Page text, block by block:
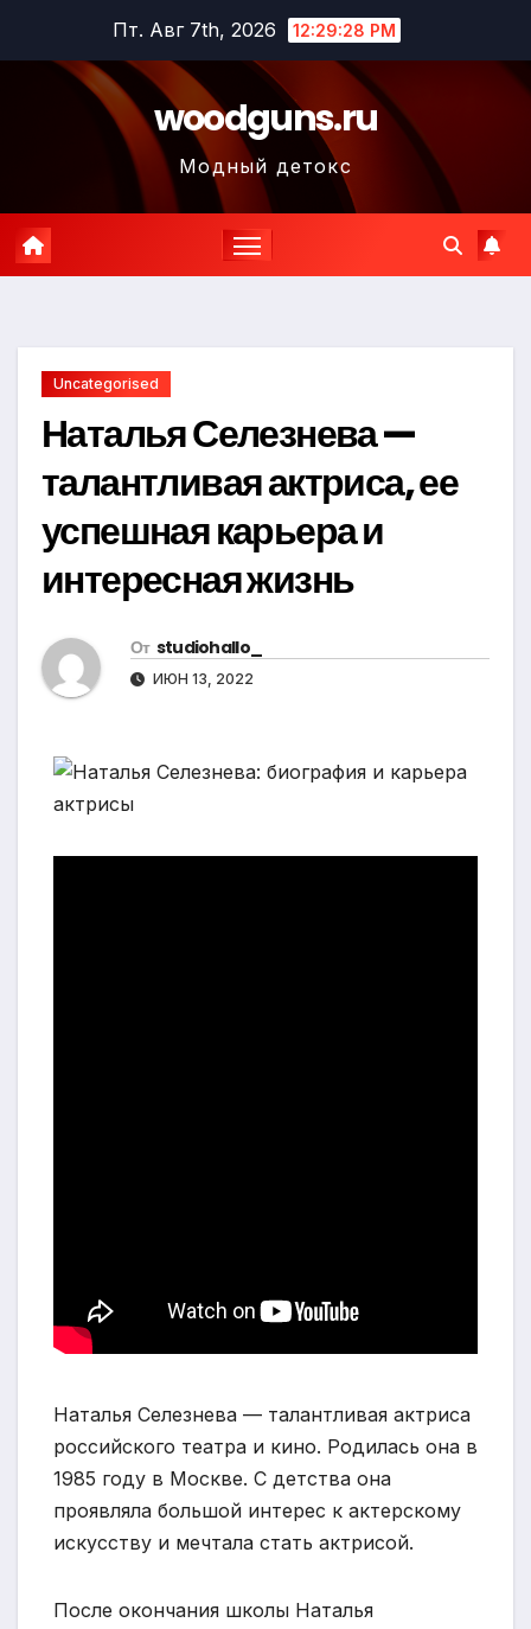
содержимому
Пт. Авг 7th, 2026 12:29:29 PM
woodguns.ru
Модный детокс
Uncategorised
Наталья Селезнева —
талантливая актриса, ее
успешная карьера и
интересная жизнь
От studiohallo_
ИЮН 13, 2022
Наталья Селезнева — талантливая актриса
российского театра и кино. Родилась она в
1985 году в Москве. С детства она
проявляла большой интерес к актерскому
искусству и мечтала стать актрисой.
После окончания школы Наталья